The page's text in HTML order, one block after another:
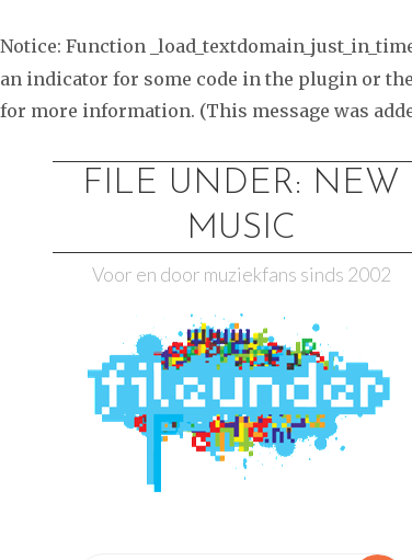
Notice: Function
an indicator for some code in the plugin or
for more information. (This message was
FILE UNDER: NEW
MUSIC
Voor en door muziekfans sinds 2002